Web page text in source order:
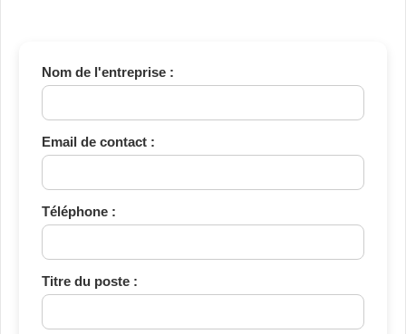
Nom de l'entreprise :
Email de contact :
Téléphone :
Titre du poste :